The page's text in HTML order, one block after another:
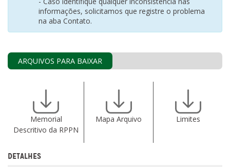
informações, solicitamos que registre o problema
na aba Contato.
ARQUIVOS PARA BAIXAR
Memorial
Descritivo da RPPN
Mapa Arquivo Limites
DETALHES